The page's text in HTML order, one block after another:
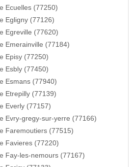
Ecuelles (77250)
Egligny (77126)
Egreville (77620)
Emerainville (77184)
Episy (77250)
Esbly (77450)
Esmans (77940)
Etrepilly (77139)
Everly (77157)
Evry-gregy-sur-yerre (77166)
Faremoutiers (77515)
Favieres (77220)
Fay-les-nemours (77167)